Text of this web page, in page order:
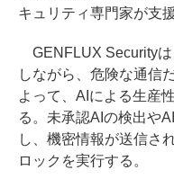
キュリティ専門家が支援
GENFLUX Securityは
しながら、危険な通信
よって、AIによる生産
る。未承認AIの検出や
し、機密情報が送信さ
ロックを実行する。